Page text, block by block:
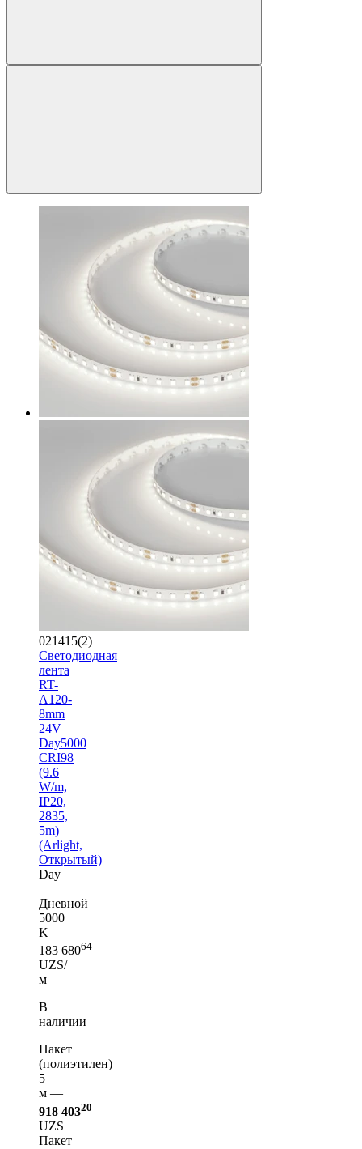
021415(2)
Светодиодная
лента
RT-
A120-
8mm
24V
Day5000
CRI98
(9.6
W/m,
IP20,
2835,
5m)
(Arlight,
Открытый)
Day
|
Дневной
5000
K
183 68064
UZS/
м
В
наличии
Пакет
(полиэтилен)
5
м —
918 40320
UZS
Пакет